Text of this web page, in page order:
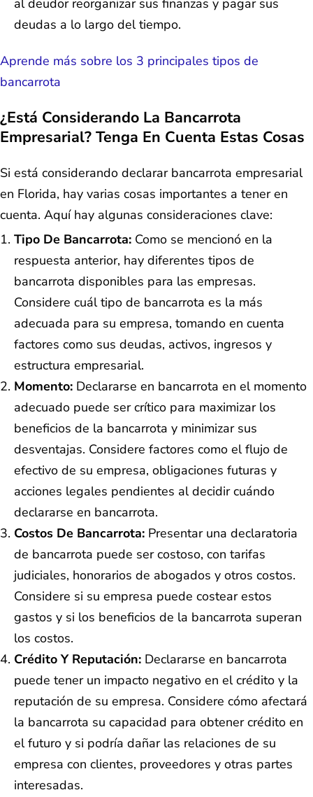
deudas a lo largo del tiempo.
Aprende más sobre los 3 principales tipos de
bancarrota
¿Está Considerando La Bancarrota
Empresarial? Tenga En Cuenta Estas Cosas
Si está considerando declarar bancarrota empresarial
en Florida, hay varias cosas importantes a tener en
cuenta. Aquí hay algunas consideraciones clave:
Tipo De Bancarrota: Como se mencionó en la
respuesta anterior, hay diferentes tipos de
bancarrota disponibles para las empresas.
Considere cuál tipo de bancarrota es la más
adecuada para su empresa, tomando en cuenta
factores como sus deudas, activos, ingresos y
estructura empresarial.
Momento: Declararse en bancarrota en el momento
adecuado puede ser crítico para maximizar los
beneficios de la bancarrota y minimizar sus
desventajas. Considere factores como el flujo de
efectivo de su empresa, obligaciones futuras y
acciones legales pendientes al decidir cuándo
declararse en bancarrota.
Costos De Bancarrota: Presentar una declaratoria
de bancarrota puede ser costoso, con tarifas
judiciales, honorarios de abogados y otros costos.
Considere si su empresa puede costear estos
gastos y si los beneficios de la bancarrota superan
los costos.
Crédito Y Reputación: Declararse en bancarrota
puede tener un impacto negativo en el crédito y la
reputación de su empresa. Considere cómo afectará
la bancarrota su capacidad para obtener crédito en
el futuro y si podría dañar las relaciones de su
empresa con clientes, proveedores y otras partes
interesadas.